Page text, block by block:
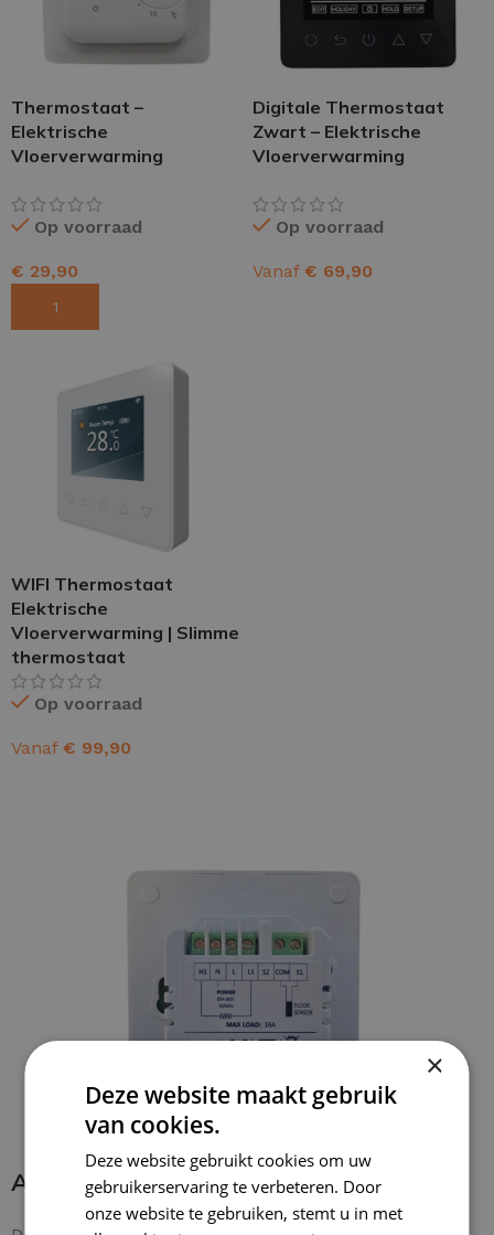
Thermostaat –
Elektrische
Vloerverwarming
Op voorraad
€ 29,90
Digitale Thermostaat
Zwart – Elektrische
Vloerverwarming
Op voorraad
Vanaf € 69,90
WIFI Thermostaat
Elektrische
Vloerverwarming | Slimme
thermostaat
Op voorraad
Vanaf € 99,90
Aansluiten thermostaat
×
Deze website maakt gebruik
van cookies.
Deze website gebruikt cookies om uw
gebruikerservaring te verbeteren. Door
onze website te gebruiken, stemt u in met